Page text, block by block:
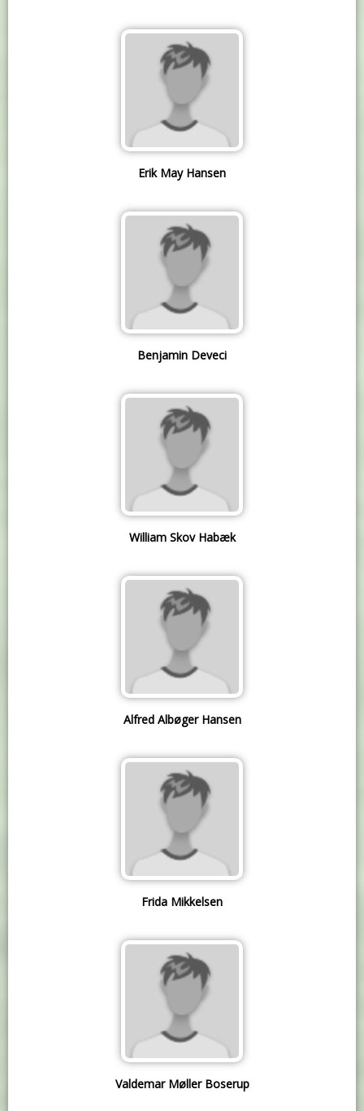
Erik May Hansen
Benjamin Deveci
William Skov Habæk
Alfred Albøger Hansen
Frida Mikkelsen
Valdemar Møller Boserup